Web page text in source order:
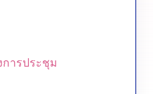
ารประชุม